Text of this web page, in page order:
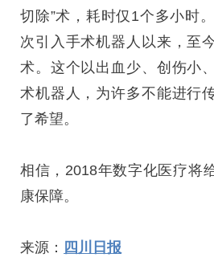
切除”术，耗时仅1个多小时
次引入手术机器人以来，至
术。这个以出血少、创伤小
术机器人，为许多不能进行
了希望。
相信，2018年数字化医疗将
康保障。
来源： 四川日报